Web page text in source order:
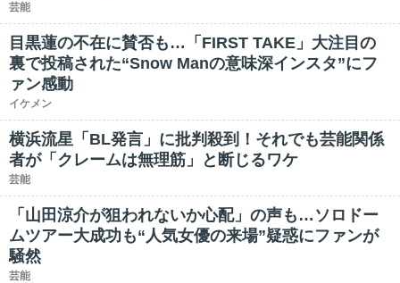
芸能
目黒蓮の不在に賛否も…「FIRST TAKE」大注目の
裏で投稿された“Snow Manの意味深インスタ”にフ
ァン感動
イケメン
横浜流星「BL発言」に批判殺到！それでも芸能関係
者が「クレームは無理筋」と断じるワケ
芸能
「山田涼介が狙われないか心配」の声も…ソロドー
ムツアー大成功も“人気女優の来場”疑惑にファンが
騒然
芸能